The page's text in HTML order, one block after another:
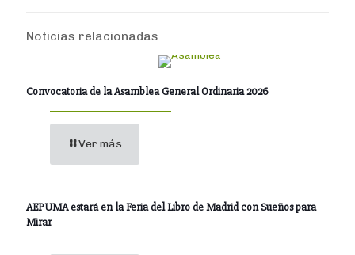
Noticias relacionadas
Convocatoria de la Asamblea General Ordinaria 2026
Ver más
AEPUMA estará en la Feria del Libro de Madrid con Sueños para
Mirar